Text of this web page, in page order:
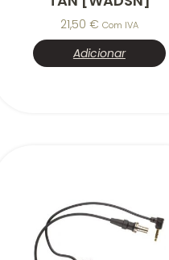
21,50 € Com IVA
Adicionar